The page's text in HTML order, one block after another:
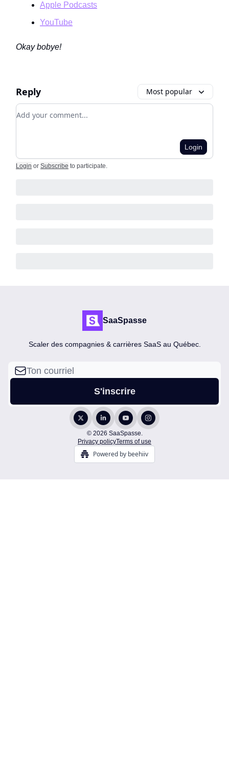
Apple Podcasts
YouTube
Okay bobye!
Reply Most popular
Add your comment
Login
Login or Subscribe to participate.
SaaSpasse
Scaler des compagnies & carrières SaaS au Québec.
© 2026 SaaSpasse.
Privacy policyTerms of use
Powered by beehiiv